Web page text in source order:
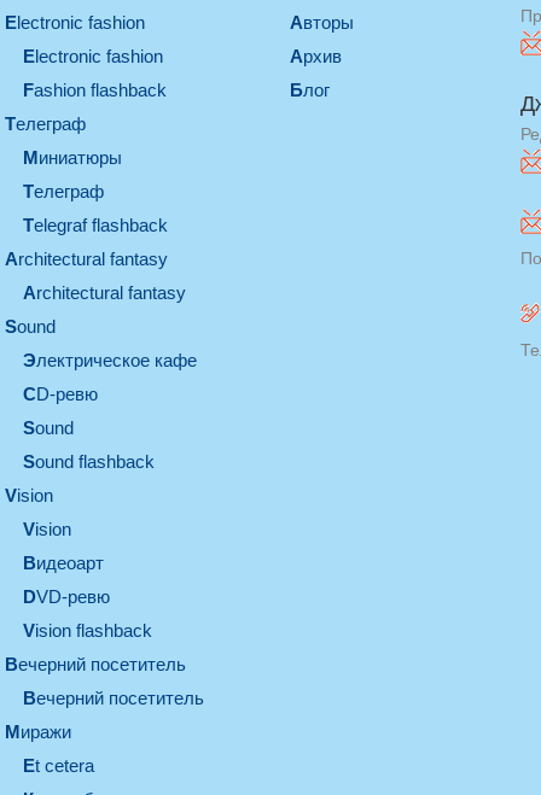
electronic fashion
electronic fashion
Fashion flashback
телеграф
миниатюры
телеграф
Telegraf flashback
architectural fantasy
architectural fantasy
sound
электрическое кафе
CD-ревю
sound
Sound flashback
vision
vision
видеоарт
DVD-ревю
Vision flashback
вечерний посетитель
вечерний посетитель
миражи
et cetera
Авторы
Архив
Блог